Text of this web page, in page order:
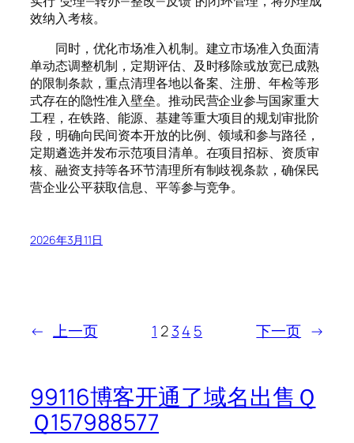
效纳入考核。
同时，优化市场准入机制。建立市场准入负面清
单动态调整机制，定期评估、及时移除或放宽已成熟
的限制条款，重点清理各地以备案、注册、年检等形
式存在的隐性准入壁垒。推动民营企业参与国家重大
工程，在铁路、能源、基建等重大项目的规划审批阶
段，明确向民间资本开放的比例、领域和参与路径，
定期遴选并发布示范项目清单。在项目招标、资质审
核、融资支持等各环节清理所有制歧视条款，确保民
营企业公平获取信息、平等参与竞争。
2026年3月11日
← 上一页 1 2 34 5 下一页 →
99116博客开通了域名出售Ｑ
Ｑ157988577